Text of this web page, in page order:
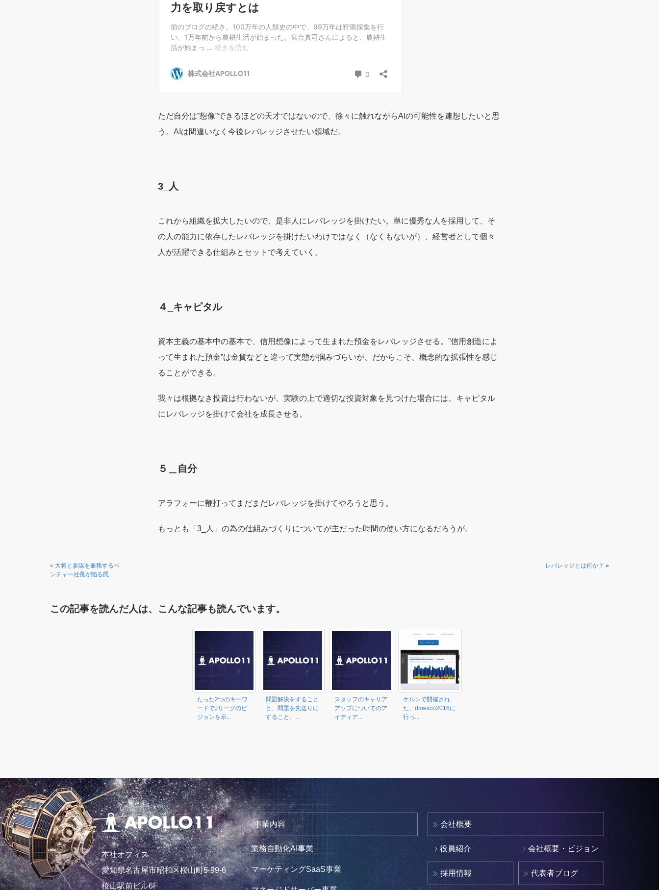
ただ自分は”想像”できるほどの天才ではないので、徐々に触れながらAIの可能性を連想したいと思
う。AIは間違いなく今後レバレッジさせたい領域だ。
3_人
これから組織を拡大したいので、是非人にレバレッジを掛けたい。単に優秀な人を採用して、そ
の人の能力に依存したレバレッジを掛けたいわけではなく（なくもないが）、経営者として個々
人が活躍できる仕組みとセットで考えていく。
４_キャピタル
資本主義の基本中の基本で、信用想像によって生まれた預金をレバレッジさせる。”信用創造によ
って生まれた預金”は金貨などと違って実態が掴みづらいが、だからこそ、概念的な拡張性を感じ
ることができる。
我々は根拠なき投資は行わないが、実験の上で適切な投資対象を見つけた場合には、キャピタル
にレバレッジを掛けて会社を成長させる。
５＿自分
アラフォーに鞭打ってまだまだレバレッジを掛けてやろうと思う。
もっとも「3_人」の為の仕組みづくりについてが主だった時間の使い方になるだろうが。
« 大将と参謀を兼務するベ
ンチャー社長が陥る罠
レバレッジとは何か？ »
この記事を読んだ人は、こんな記事も読んでいます。
たった2つのキーワ
ードでJリーグのビ
ジョンを示...
問題解決をすること
と、問題を先送りに
すること。...
スタッフのキャリア
アップについてのア
イディア...
ケルンで開催され
た、dmexco2016に
行っ...
本社オフィス
愛知県名古屋市昭和区桜山町5-99-6
桜山駅前ビル6F
事業内容
業務自動化AI事業
マーケティングSaaS事業
会社概要
役員紹介 会社概要・ビジョン
採用情報 代表者ブログ